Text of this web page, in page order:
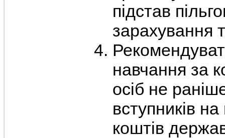
підстав
зарахування
навчання за
осіб не
вступників
коштів